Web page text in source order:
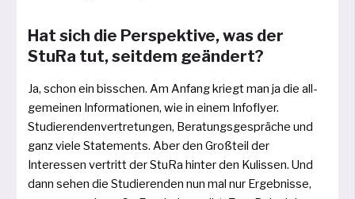
Hat sich die Perspektive, was der
StuRa tut, seitdem geändert?
Ja, schon ein biss­chen. Am Anfang kriegt man ja die all­
ge­mei­nen Informationen, wie in einem Infoflyer.
Studierendenvertretungen, Beratungsgespräche und
ganz vie­le Statements. Aber den Großteil der
Interessen ver­tritt der StuRa hin­ter den Kulissen. Und
dann sehen die Studierenden nun mal nur Ergebnisse,